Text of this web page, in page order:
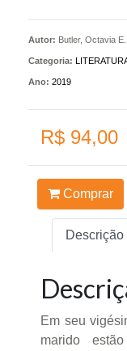
Autor: Butler, Octavia E.
Categoria:
Ano: 2019
R$ 94,00
Comprar
Descrição
Em seu
marido